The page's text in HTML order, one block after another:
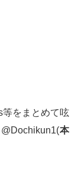
をまとめて呟
本